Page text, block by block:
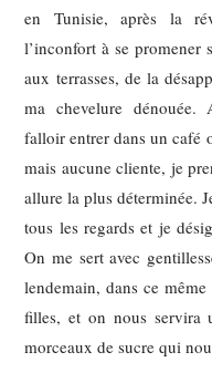
en Tunisie, après la
l’inconfort à se promener
aux terrasses, de la
ma chevelure dénouée.
falloir entrer dans un café
mais aucune cliente, je
allure la plus déterminée.
tous les regards et je
On me sert avec
lendemain, dans ce
filles, et on nous servira
morceaux de sucre qui